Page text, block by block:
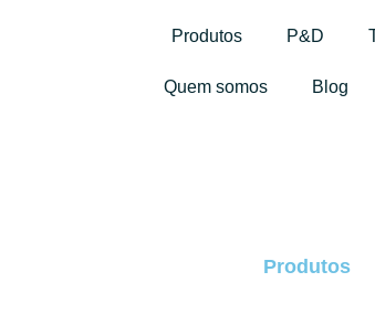
Produtos P&D
Quem somos Blog
Produtos